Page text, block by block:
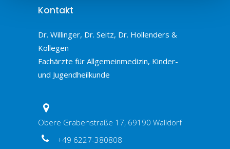
Kontakt
Dr. Willinger, Dr. Seitz, Dr. Hollenders &
Kollegen
Fachärzte für Allgemeinmedizin, Kinder-
und Jugendheilkunde
Obere Grabenstraße 17, 69190 Walldorf
+49 6227-380808